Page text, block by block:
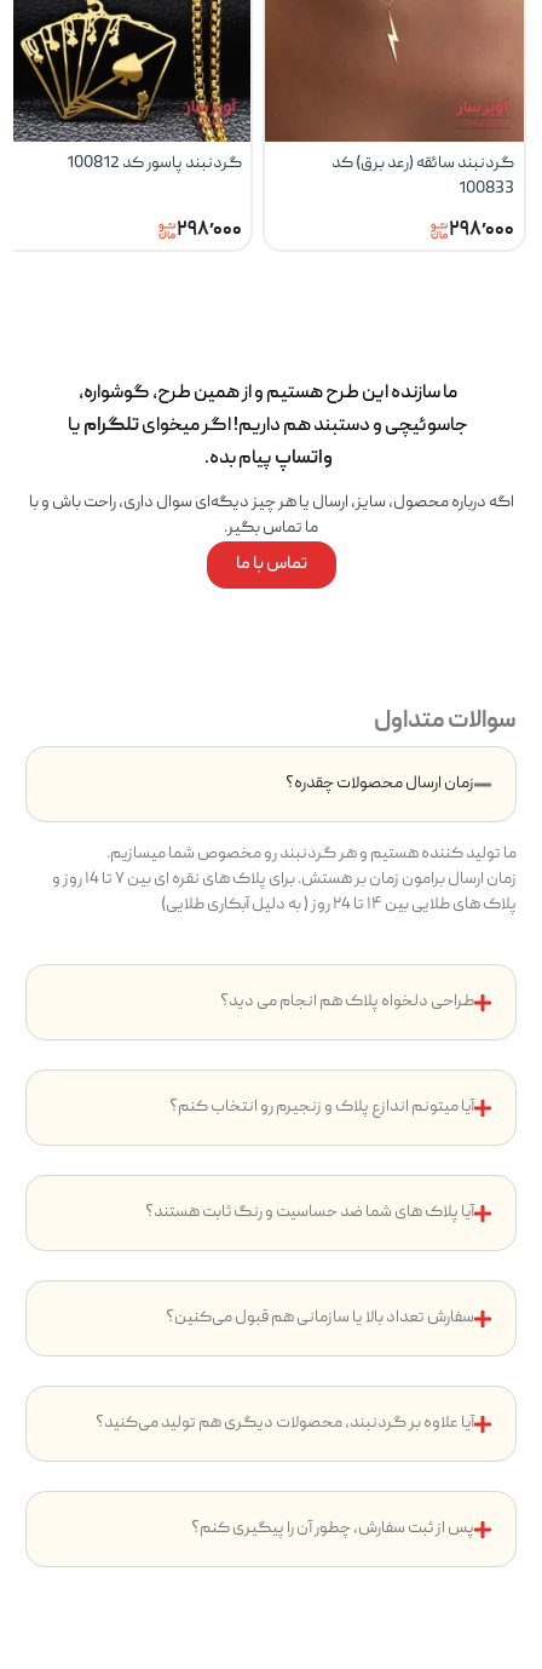
گردنبند سائقه (رعد برق) کد
100833
۲۹۸٬۰۰۰
گردنبند پاسور کد 100812
۲۹۸٬۰۰۰
ما سازنده این طرح‌ هستیم و از همین طرح، گوشواره،
جاسوئیچی و دستبند هم داریم! اگر میخوایتلگرامیا
واتساپپیام بده.
اگه درباره محصول، سایز، ارسال یا هر چیز دیگه‌ای سوال داری، راحت باش و با
ما تماس بگیر.
تماس با ما
سوالات متداول
زمان ارسال محصولات چقدره؟
ما تولید کننده هستیم و هر گردنبند رو مخصوص شما میسازیم.
زمان ارسال برامون زمان بر هستش. برای پلاک های نقره ای بین ۷ تا ۱4 روز و
پلاک های طلایی بین ۱۴ تا ۲4 روز ( به دلیل آبکاری طلایی)
طراحی دلخواه پلاک هم انجام می دید؟
آیا میتونم اندازع پلاک و زنجیرم رو انتخاب کنم؟
آیا پلاک های شما ضد حساسیت و رنگ ثابت هستند؟
سفارش تعداد بالا یا سازمانی هم قبول می‌کنین؟
آیا علاوه بر گردنبند، محصولات دیگری هم تولید می‌کنید؟
پس از ثبت سفارش، چطور آن را پیگیری کنم؟